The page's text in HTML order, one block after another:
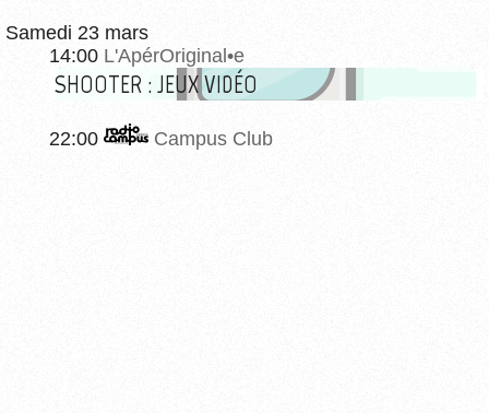
Samedi 23 mars
14:00 L'ApérOriginal•e
SHOOTER : JEUX VIDÉO
22:00 Campus Club